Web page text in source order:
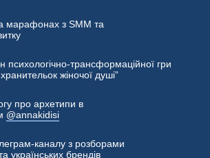
каналу з розборами
українських брендів
психологічно-трансформаційної гри
жіночої душі”
про архетипи в
@annakidisi
марафонах з SMM та